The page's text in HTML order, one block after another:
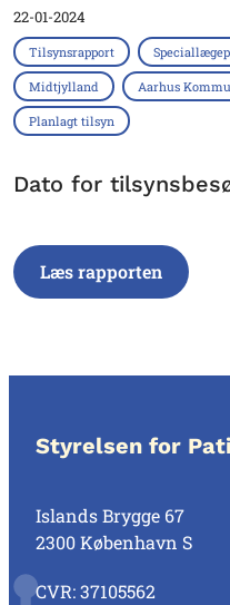
22-01-2024
Tilsynsrapport
Midtjylland Aarhus
Planlagt tilsyn
Dato for
Læs rapporten
Styrelsen for
Islands Brygge 67
2300 København S
CVR: 37105562